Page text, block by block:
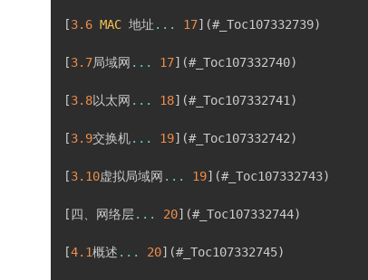
[3.6 MAC 地址 ... 17] (#_Toc107332739)
[3.7局域网 ... 17] (#_Toc107332740)
[3.8以太网 ... 18] (#_Toc107332741 )
[3.9交换机... 19] (#_Toc107332742)
[3.10虚拟局域网 ... 19] (#_Toc107332743)
[四、网络层... 20] (#_Toc107332744)
[4.1概述 ... 20] (#_Toc107332745)